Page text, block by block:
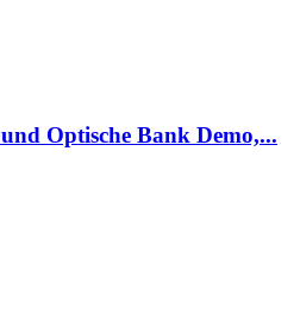
Optische Bank Demo,...